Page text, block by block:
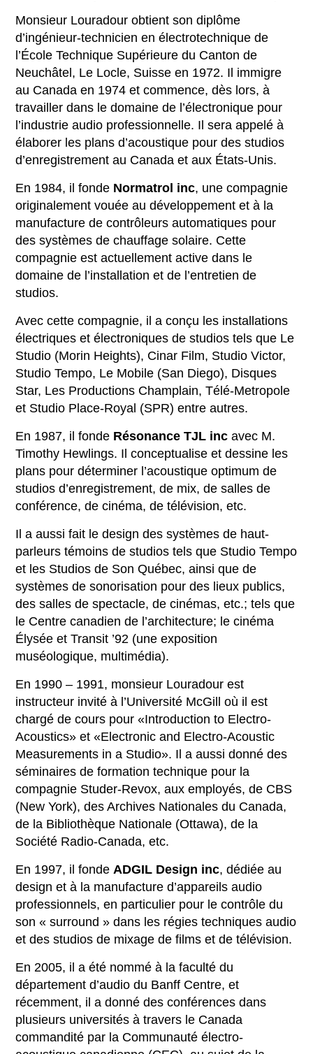
Monsieur Louradour obtient son diplôme
d’ingénieur-technicien en électrotechnique de
l’École Technique Supérieure du Canton de
Neuchâtel, Le Locle, Suisse en 1972. Il immigre
au Canada en 1974 et commence, dès lors, à
travailler dans le domaine de l’électronique pour
l’industrie audio professionnelle. Il sera appelé à
élaborer les plans d’acoustique pour des studios
d’enregistrement au Canada et aux États-Unis.
En 1984, il fonde Normatrol inc, une compagnie
originalement vouée au développement et à la
manufacture de contrôleurs automatiques pour
des systèmes de chauffage solaire. Cette
compagnie est actuellement active dans le
domaine de l’installation et de l’entretien de
studios.
Avec cette compagnie, il a conçu les installations
électriques et électroniques de studios tels que Le
Studio (Morin Heights), Cinar Film, Studio Victor,
Studio Tempo, Le Mobile (San Diego), Disques
Star, Les Productions Champlain, Télé-Metropole
et Studio Place-Royal (SPR) entre autres.
En 1987, il fonde Résonance TJL inc avec M.
Timothy Hewlings. Il conceptualise et dessine les
plans pour déterminer l’acoustique optimum de
studios d’enregistrement, de mix, de salles de
conférence, de cinéma, de télévision, etc.
Il a aussi fait le design des systèmes de haut-
parleurs témoins de studios tels que Studio Tempo
et les Studios de Son Québec, ainsi que de
systèmes de sonorisation pour des lieux publics,
des salles de spectacle, de cinémas, etc.; tels que
le Centre canadien de l’architecture; le cinéma
Élysée et Transit ’92 (une exposition
muséologique, multimédia).
En 1990 – 1991, monsieur Louradour est
instructeur invité à l’Université McGill où il est
chargé de cours pour «Introduction to Electro-
Acoustics» et «Electronic and Electro-Acoustic
Measurements in a Studio». Il a aussi donné des
séminaires de formation technique pour la
compagnie Studer-Revox, aux employés, de CBS
(New York), des Archives Nationales du Canada,
de la Bibliothèque Nationale (Ottawa), de la
Société Radio-Canada, etc.
En 1997, il fondeADGIL Design inc, dédiée au
design et à la manufacture d’appareils audio
professionnels, en particulier pour le contrôle du
son « surround » dans les régies techniques audio
et des studios de mixage de films et de télévision.
En 2005, il a été nommé à la faculté du
département d’audio du Banff Centre, et
récemment, il a donné des conférences dans
plusieurs universités à travers le Canada
commandité par la Communauté électro-